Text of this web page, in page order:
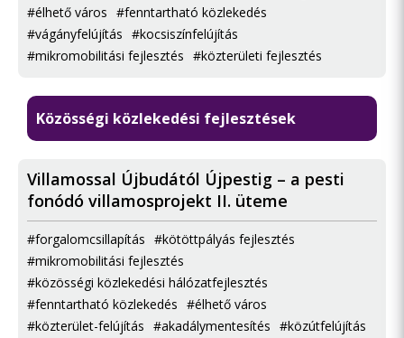
#élhető város #fenntartható közlekedés
#vágányfelújítás #kocsiszínfelújítás
#mikromobilitási fejlesztés #közterületi fejlesztés
Közösségi közlekedési fejlesztések
Villamossal Újbudától Újpestig – a pesti
fonódó villamosprojekt II. üteme
#forgalomcsillapítás #kötöttpályás fejlesztés
#mikromobilitási fejlesztés
#közösségi közlekedési hálózatfejlesztés
#fenntartható közlekedés #élhető város
#közterület-felújítás #akadálymentesítés #közútfelújítás